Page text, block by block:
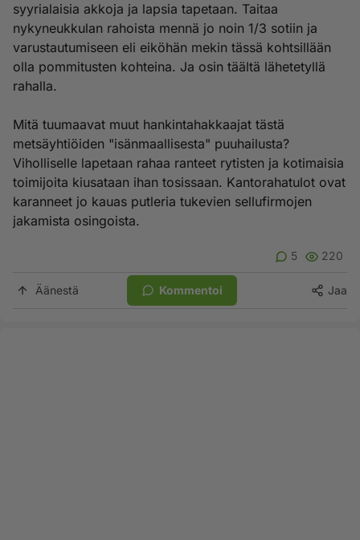
syyrialaisia akkoja ja lapsia tapetaan. Taitaa
nykyneukkulan rahoista mennä jo noin 1/3 sotiin ja
varustautumiseen eli eiköhän mekin tässä kohtsillään
olla pommitusten kohteina. Ja osin täältä lähetetyllä
rahalla.
Mitä tuumaavat muut hankintahakkaajat tästä
metsäyhtiöiden "isänmaallisesta" puuhailusta?
Viholliselle lapetaan rahaa ranteet rytisten ja kotimaisia
toimijoita kiusataan ihan tosissaan. Kantorahatulot ovat
karanneet jo kauas putleria tukevien sellufirmojen
jakamista osingoista.
5 220
Äänestä Kommentoi Jaa